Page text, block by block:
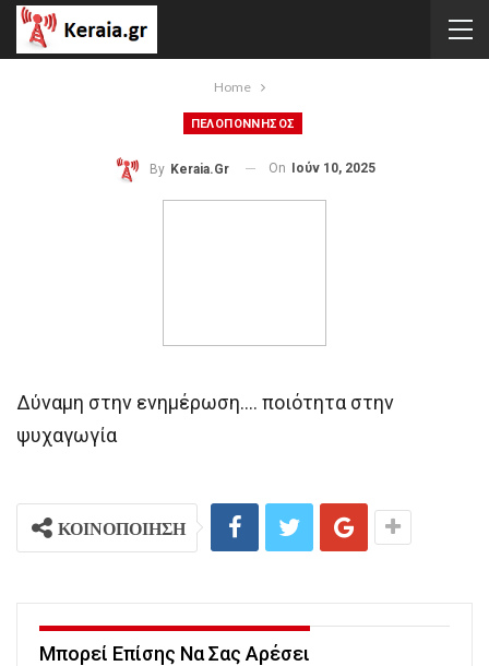
Home
ΠΕΛΟΠΟΝΝΗΣΟΣ
By Keraia.gr On Ιούν 10, 2025
Δύναμη στην ενημέρωση…. ποιότητα στην
ψυχαγωγία
ΚΟΙΝΟΠΟΙΗΣΗ
Μπορεί Επίσης Να Σας Αρέσει